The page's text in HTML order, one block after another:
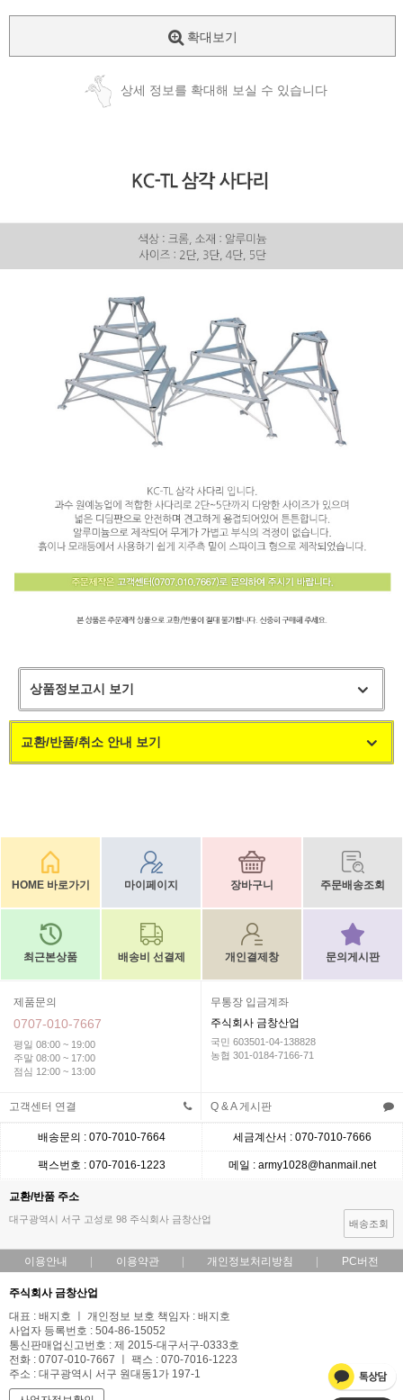
확대보기
상세 정보를 확대해 보실 수 있습니다
상품정보고시 보기
교환/반품/취소 안내 보기
HOME 바로가기 마이페이지 장바구니 주문배송조회
최근본상품 배송비 선결제 개인결제창 문의게시판
제품문의
0707-010-7667
평일 08:00 ~ 19:00
주말 08:00 ~ 17:00
점심 12:00 ~ 13:00
무통장 입금계좌
주식회사 금창산업
국민 603501-04-138828
농협 301-0184-7166-71
고객센터 연결 Q & A 게시판
배송문의 : 070-7010-7664 세금계산서 : 070-7010-7666
팩스번호 : 070-7016-1223 메일 : army1028@hanmail.net
교환/반품 주소
대구광역시 서구 고성로 98 주식회사 금창산업 배송조회
이용안내 이용약관 개인정보처리방침 PC버전
주식회사 금창산업
대표 : 배지호 ㅣ 개인정보 보호 책임자 : 배지호
사업자 등록번호 : 504-86-15052
통신판매업신고번호 : 제 2015-대구서구-0333호
전화 : 0707-010-7667 ㅣ 팩스 : 070-7016-1223
주소 : 대구광역시 서구 원대동1가 197-1